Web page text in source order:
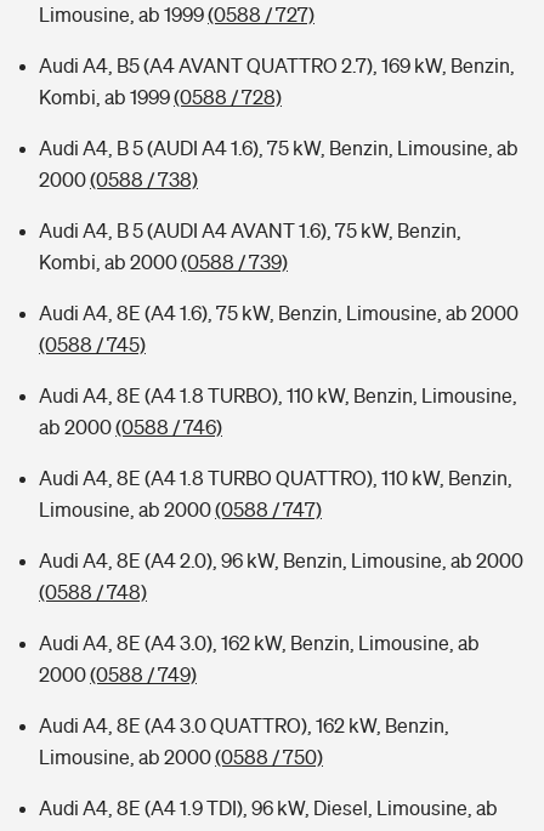
Limousine, ab 1999(0588 / 727)
Audi A4, B5 (A4 AVANT QUATTRO 2.7), 169 kW, Benzin,
Kombi, ab 1999(0588 / 728)
Audi A4, B 5 (AUDI A4 1.6), 75 kW, Benzin, Limousine, ab
2000(0588 / 738)
Audi A4, B 5 (AUDI A4 AVANT 1.6), 75 kW, Benzin,
Kombi, ab 2000(0588 / 739)
Audi A4, 8E (A4 1.6), 75 kW, Benzin, Limousine, ab 2000
(0588 / 745)
Audi A4, 8E (A4 1.8 TURBO), 110 kW, Benzin, Limousine,
ab 2000(0588 / 746)
Audi A4, 8E (A4 1.8 TURBO QUATTRO), 110 kW, Benzin,
Limousine, ab 2000(0588 / 747)
Audi A4, 8E (A4 2.0), 96 kW, Benzin, Limousine, ab 2000
(0588 / 748)
Audi A4, 8E (A4 3.0), 162 kW, Benzin, Limousine, ab
2000(0588 / 749)
Audi A4, 8E (A4 3.0 QUATTRO), 162 kW, Benzin,
Limousine, ab 2000(0588 / 750)
Audi A4, 8E (A4 1.9 TDI), 96 kW, Diesel, Limousine, ab